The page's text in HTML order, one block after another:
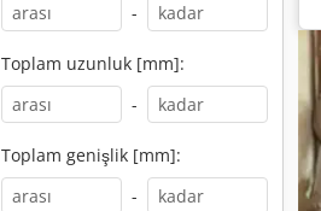
-
Toplam uzunluk [mm]:
-
Toplam genişlik [mm]:
-